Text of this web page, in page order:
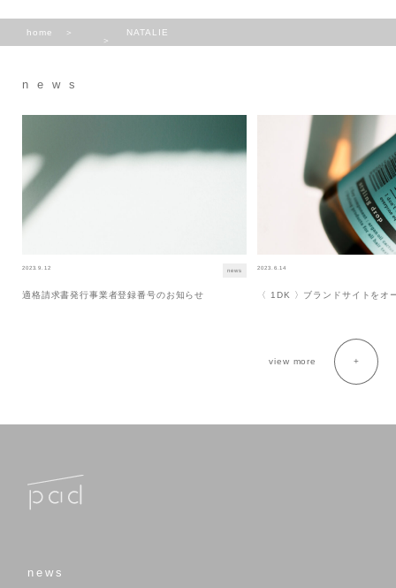
home NATALIE
news
2023.9.12 news
適格請求書発行事業者登録番号のお知らせ
2023.6.14
〈 1DK 〉ブランドサイトをオ
view more
news